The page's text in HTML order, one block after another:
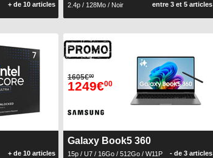
+ de 10 articles 2.4p / 128Mo / Noir entre 3 et 5 articles
+ de 10 articles
1605€00
1249€00
Galaxy Book5 360
15p / U7 / 16Go / 512Go / W11P - de 3 articles